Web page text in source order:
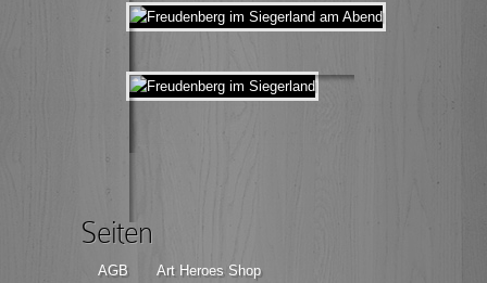
Seiten
AGB Art Heroes Shop